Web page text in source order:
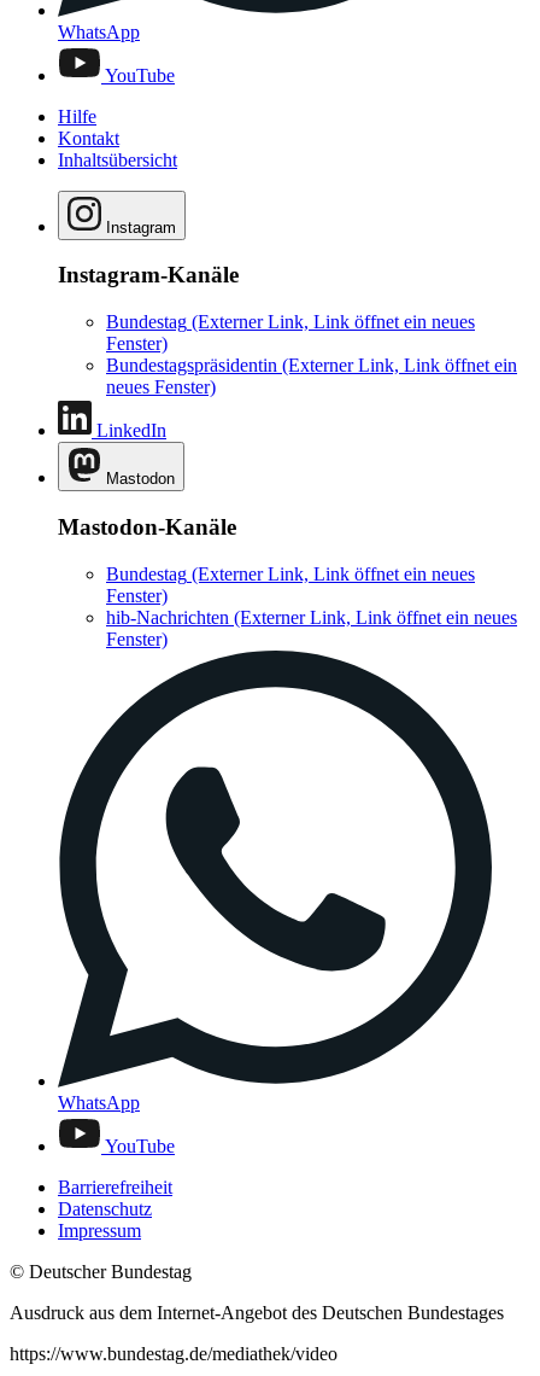
WhatsApp
YouTube
Hilfe
Kontakt
Inhaltsübersicht
Instagram
Instagram-Kanäle
Bundestag (Externer Link, Link öffnet ein neues
Fenster)
Bundestagspräsidentin (Externer Link, Link öffnet ein
neues Fenster)
LinkedIn
Mastodon
Mastodon-Kanäle
Bundestag (Externer Link, Link öffnet ein neues
Fenster)
hib-Nachrichten (Externer Link, Link öffnet ein neues
Fenster)
WhatsApp
YouTube
Barrierefreiheit
Datenschutz
Impressum
© Deutscher Bundestag
Ausdruck aus dem Internet-Angebot des Deutschen Bundestages
https://www.bundestag.de/mediathek/video